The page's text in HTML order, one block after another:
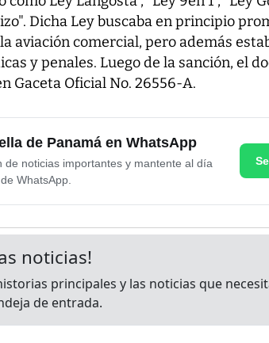
Dicha Ley buscaba en principio
aviación comercial, pero además
y penales. Luego de la sanción, el
Gaceta Oficial No. 26556-A.
de Panamá en WhatsApp
de noticias importantes y mantente al día
WhatsApp.